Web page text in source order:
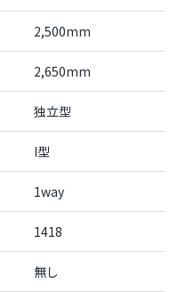
2,500mm
2,650mm
独立型
I型
1way
1418
無し